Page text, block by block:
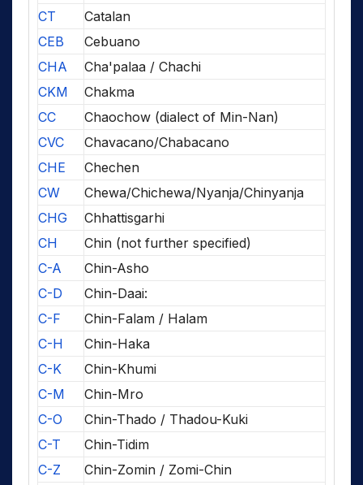
CT
Catalan
CEB
Cebuano
CHA
Cha'palaa / Chachi
CKM
Chakma
CC
Chaochow (dialect of Min-Nan)
CVC
Chavacano/Chabacano
CHE
Chechen
CW
Chewa/Chichewa/Nyanja/Chinyanja
CHG
Chhattisgarhi
CH
Chin (not further specified)
C-A
Chin-Asho
C-D
Chin-Daai:
C-F
Chin-Falam / Halam
C-H
Chin-Haka
C-K
Chin-Khumi
C-M
Chin-Mro
C-O
Chin-Thado / Thadou-Kuki
C-T
Chin-Tidim
C-Z
Chin-Zomin / Zomi-Chin